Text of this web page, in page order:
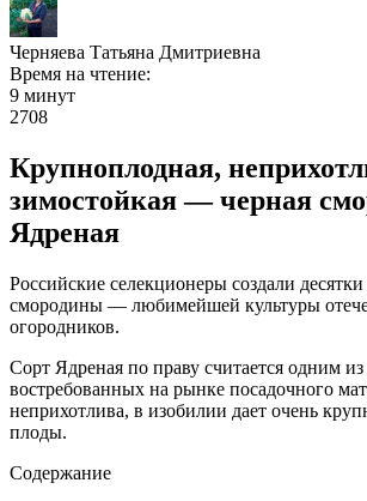
Черняева Татьяна Дмитриевна
Время на чтение:
9 минут
2708
Крупноплодная,
зимостойкая — черная
Ядреная
Российские селекционеры создали
смородины — любимейшей культуры
огородников.
Сорт Ядреная по праву считается одним
востребованных на рынке посадочного
неприхотлива, в изобилии дает очень
плоды.
Содержание